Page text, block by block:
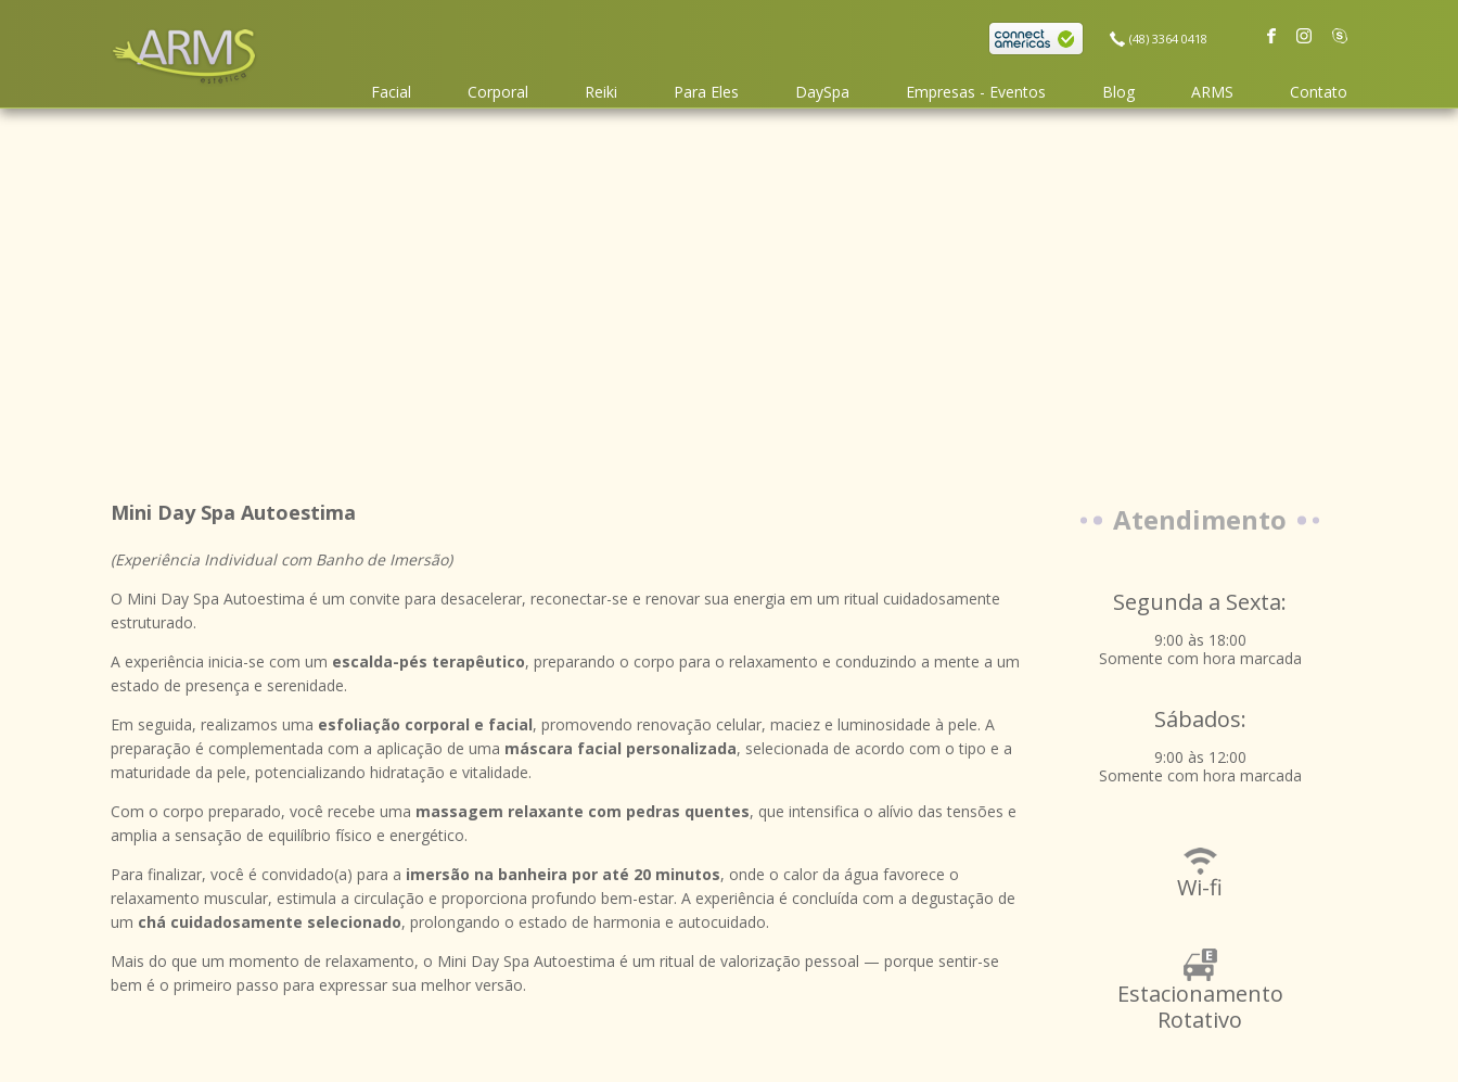
(48) 3364 0418
Facial Corporal Reiki Para Eles DaySpa Empresas - Eventos Blog ARMS Contato
Mini Day Spa Autoestima
(Experiência Individual com Banho de Imersão)
O Mini Day Spa Autoestima é um convite para desacelerar, reconectar-se e renovar sua energia em um ritual cuidadosamente
estruturado.
A experiência inicia-se com um escalda-pés terapêutico, preparando o corpo para o relaxamento e conduzindo a mente a um
estado de presença e serenidade.
Em seguida, realizamos uma esfoliação corporal e facial, promovendo renovação celular, maciez e luminosidade à pele. A
preparação é complementada com a aplicação de uma máscara facial personalizada, selecionada de acordo com o tipo e a
maturidade da pele, potencializando hidratação e vitalidade.
Com o corpo preparado, você recebe uma massagem relaxante com pedras quentes, que intensifica o alívio das tensões e
amplia a sensação de equilíbrio físico e energético.
Para finalizar, você é convidado(a) para a imersão na banheira por até 20 minutos, onde o calor da água favorece o
relaxamento muscular, estimula a circulação e proporciona profundo bem-estar. A experiência é concluída com a degustação de
um chá cuidadosamente selecionado, prolongando o estado de harmonia e autocuidado.
Mais do que um momento de relaxamento, o Mini Day Spa Autoestima é um ritual de valorização pessoal — porque sentir-se
bem é o primeiro passo para expressar sua melhor versão.
Atendimento
Segunda a Sexta:
9:00 às 18:00
Somente com hora marcada
Sábados:
9:00 às 12:00
Somente com hora marcada
Wi-fi
Estacionamento
Rotativo